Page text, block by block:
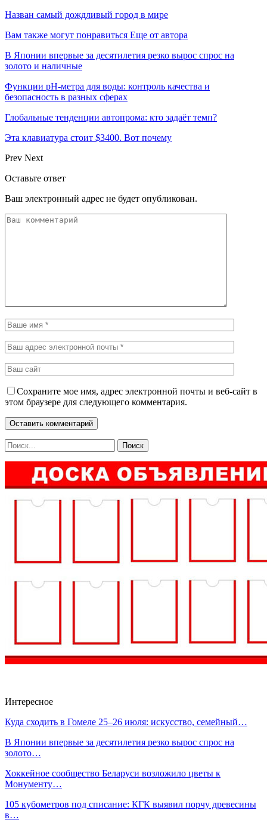
Назван самый дождливый город в мире
Вам также могут понравиться Еще от автора
В Японии впервые за десятилетия резко вырос спрос на
золото и наличные
Функции pH-метра для воды: контроль качества и
безопасность в разных сферах
Глобальные тенденции автопрома: кто задаёт темп?
Эта клавиатура стоит $3400. Вот почему
Prev Next
Оставьте ответ
Ваш электронный адрес не будет опубликован.
Сохраните мое имя, адрес электронной почты и веб-сайт в
этом браузере для следующего комментария.
Интересное
Куда сходить в Гомеле 25–26 июля: искусство, семейный…
В Японии впервые за десятилетия резко вырос спрос на
золото…
Хоккейное сообщество Беларуси возложило цветы к
Монументу…
105 кубометров под списание: КГК выявил порчу древесины
в…